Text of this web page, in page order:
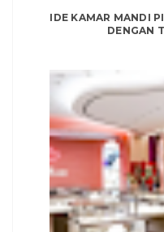
IDE KAMAR MANDI
DENGAN